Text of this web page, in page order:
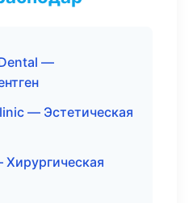
—
— Эстетическая